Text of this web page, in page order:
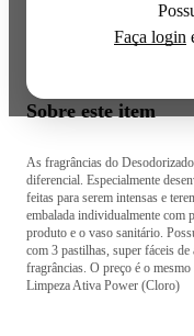
Faça login
Sobre este item
As fragrâncias do
diferencial. Especialmente
feitas para serem intensas e
embalada individualmente com
produto e o vaso sanitário.
com 3 pastilhas, super fáceis
fragrâncias. O preço é o
Limpeza Ativa Power (Cloro)